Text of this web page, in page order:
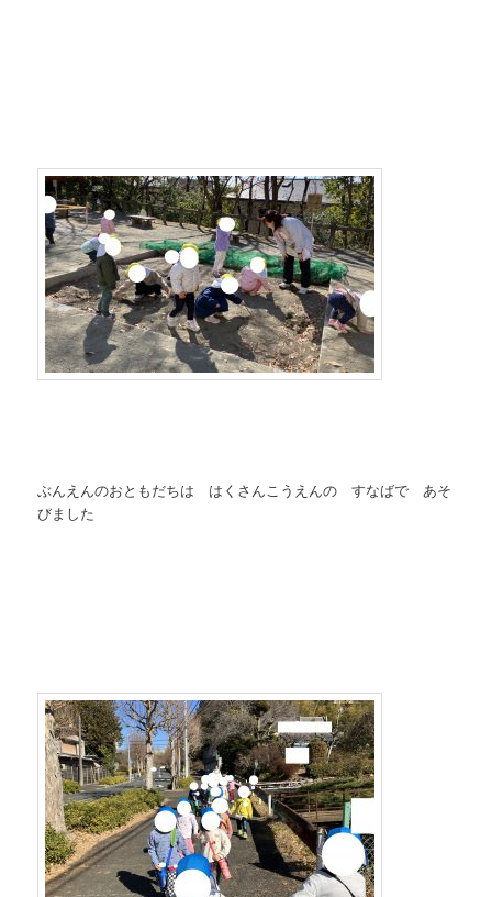
ぶんえんのおともだちは はくさんこうえんの すなばで あそ
びました